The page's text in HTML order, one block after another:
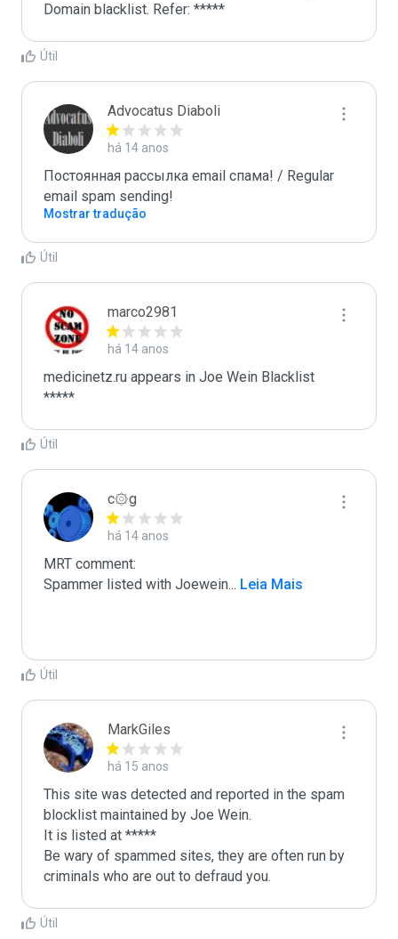
Domain blacklist. Refer: *****
Útil
Advocatus Diaboli
há 14 anos
Постоянная рассылка email спама! / Regular
email spam sending!
Mostrar tradução
Útil
marco2981
há 14 anos
medicinetz.ru appears in Joe Wein Blacklist
*****
Útil
c۞g
há 14 anos
MRT comment:
Spammer listed with Joewein ... Leia Mais
Útil
MarkGiles
há 15 anos
This site was detected and reported in the spam
blocklist maintained by Joe Wein.
It is listed at *****
Be wary of spammed sites, they are often run by
criminals who are out to defraud you.
Útil